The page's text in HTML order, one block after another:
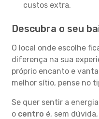
custos extra.
Descubra o seu
O local onde escolhe
diferença na sua
próprio encanto e
melhor sítio, pense no
Se quer sentir a
o centro é, sem